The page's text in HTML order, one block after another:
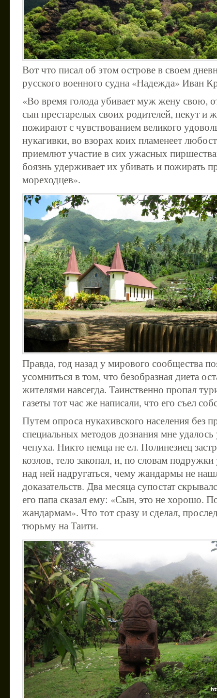
Вот что писал об этом острове в своем
русского военного судна «Надежда» Иван
«Во время голода убивает муж жену свою,
сын престарелых своих родителей, пекут и
пожирают с чувствованием великого
нукагивки, во взорах коих пламенеет
приемлют участие в сих ужасных
боязнь удерживает их убивать и пожирать
мореходцев».
Правда, год назад у мирового сообщества
усомниться в том, что безобразная диета
жителями навсегда. Таинственно пропал
газеты тот час же написали, что его съел
Путем опроса нукахивского населения без
специальных методов дознания мне удалось
чепуха. Никто немца не ел. Полинезиец
козлов, тело закопал, и, по словам
над ней надругаться, чему жандармы не
доказательств. Два месяца супостат
его папа сказал ему: «Сын, это не хорошо.
жандармам». Что тот сразу и сделал,
тюрьму на Таити.